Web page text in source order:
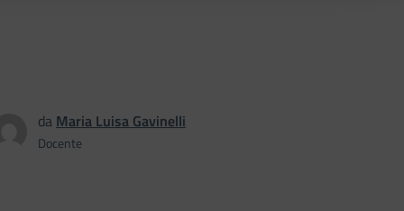
da Maria Luisa Gavinelli
Docente